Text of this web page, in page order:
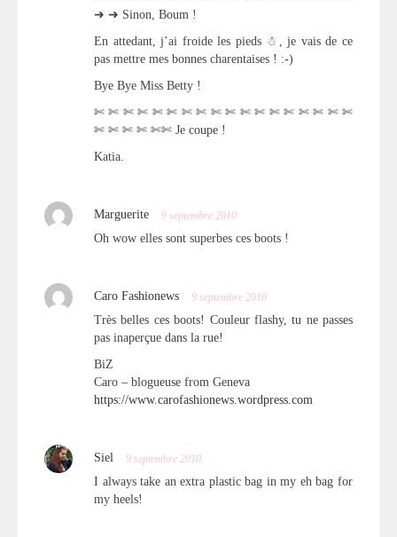
➜ ➜ Sinon, Boum !
En attedant, j’ai froide les pieds ☃, je vais de ce
pas mettre mes bonnes charentaises ! :-)
Bye Bye Miss Betty !
✄ ✄ ✄ ✄ ✄ ✄ ✄ ✄ ✄ ✄ ✄ ✄ ✄ ✄ ✄ ✄ ✄ ✄
✄ ✄ ✄ ✄ ✄✄ Je coupe !
Katia.
Marguerite 9 septembre 2010
Oh wow elles sont superbes ces boots !
Caro Fashionews 9 septembre 2010
Très belles ces boots! Couleur flashy, tu ne passes
pas inaperçue dans la rue!
BiZ
Caro – blogueuse from Geneva
https://www.carofashionews.wordpress.com
Siel 9 septembre 2010
I always take an extra plastic bag in my eh bag for
my heels!